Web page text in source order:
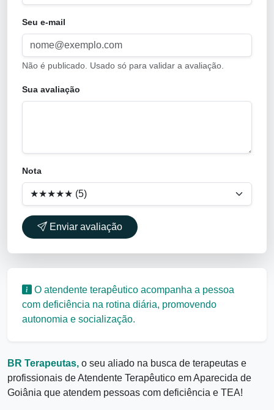
Seu e-mail
Não é publicado. Usado só para validar a avaliação.
Sua avaliação
Nota
Enviar avaliação
O atendente terapêutico acompanha a pessoa
com deficiência na rotina diária, promovendo
autonomia e socialização.
BR Terapeutas, o seu aliado na busca de terapeutas e
profissionais de Atendente Terapêutico em Aparecida de
Goiânia que atendem pessoas com deficiência e TEA!